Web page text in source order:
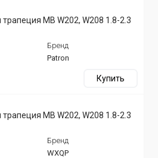
трапеция MB W202, W208 1.8-2.3
Бренд
Patron
Купить
трапеция MB W202, W208 1.8-2.3
Бренд
WXQP